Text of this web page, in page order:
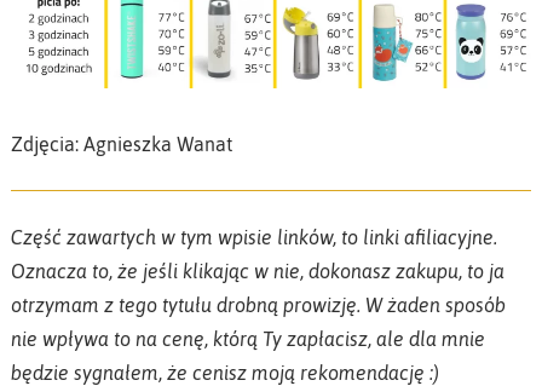
Zdjęcia: Agnieszka Wanat
Część zawartych w tym wpisie linków, to linki afiliacyjne.
Oznacza to, że jeśli klikając w nie, dokonasz zakupu, to ja
otrzymam z tego tytułu drobną prowizję. W żaden sposób
nie wpływa to na cenę, którą Ty zapłacisz, ale dla mnie
będzie sygnałem, że cenisz moją rekomendację :)